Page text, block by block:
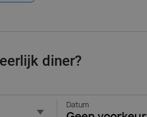
diner?
Datum